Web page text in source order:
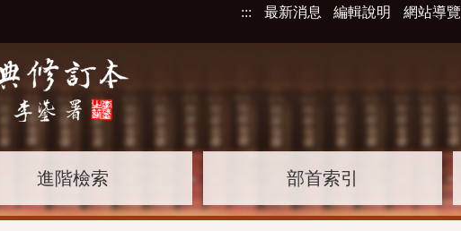
::: 最新消息 編輯說明 網站導覽
進階檢索 部首索引